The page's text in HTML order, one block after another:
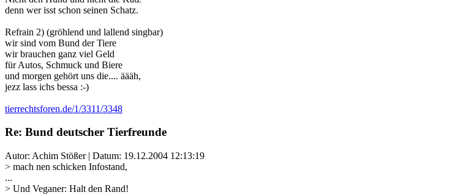
denn wer isst schon seinen Schatz.
Refrain 2) (gröhlend und lallend singbar)
wir sind vom Bund der Tiere
wir brauchen ganz viel Geld
für Autos, Schmuck und Biere
und morgen gehört uns die.... äääh,
jezz lass ichs bessa :-)
tierrechtsforen.de/1/3311/3348
Re: Bund deutscher Tierfreunde
Autor: Achim Stößer | Datum: 19.12.2004 12:13:19
> mach nen schicken Infostand,
...
> Und Veganer: Halt den Rand!